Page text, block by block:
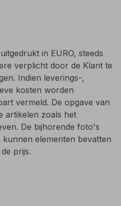
in EURO, steeds
verplicht door de Klant te
Indien leverings-,
kosten worden
vermeld. De opgave van
artikelen zoals het
De bijhorende foto's
elementen bevatten
prijs.